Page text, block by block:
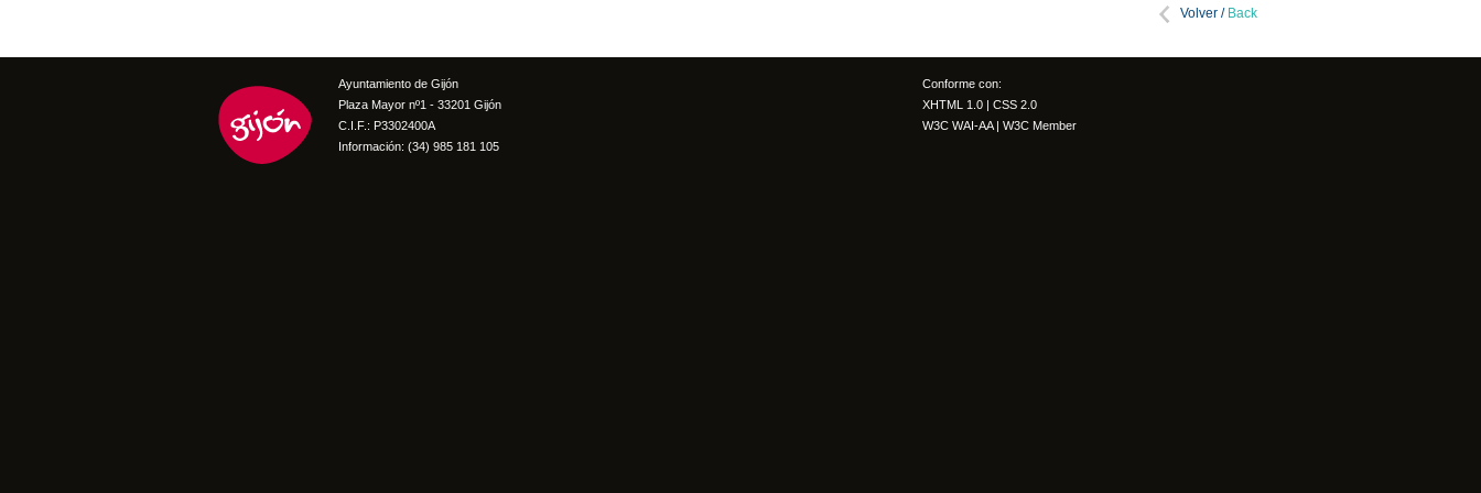
Volver / Back
Ayuntamiento de Gijón
Plaza Mayor nº1 - 33201 Gijón
C.I.F.: P3302400A
Información: (34) 985 181 105
Conforme con:
XHTML 1.0 | CSS 2.0
W3C WAI-AA| W3C Member